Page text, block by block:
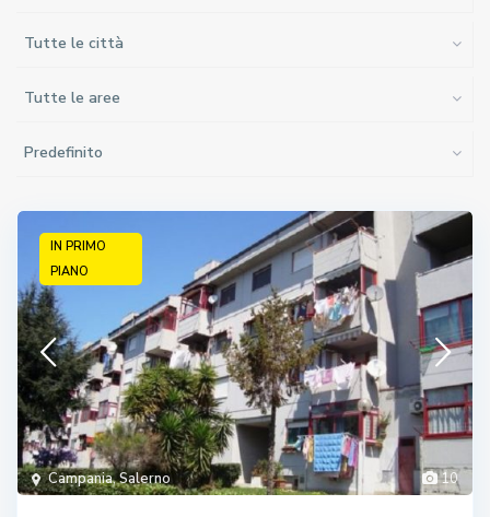
Tutte le città
Tutte le aree
Predefinito
10
Campania,Salerno
IN PRIMO
PIANO